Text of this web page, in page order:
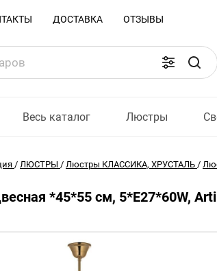
ДОСТАВКА ОТЗЫВЫ
Весь каталог Люстры
/ ЛЮСТРЫ / Люстры КЛАССИКА, ХРУСТАЛЬ /
*45*55 см, 5*E27*60W,